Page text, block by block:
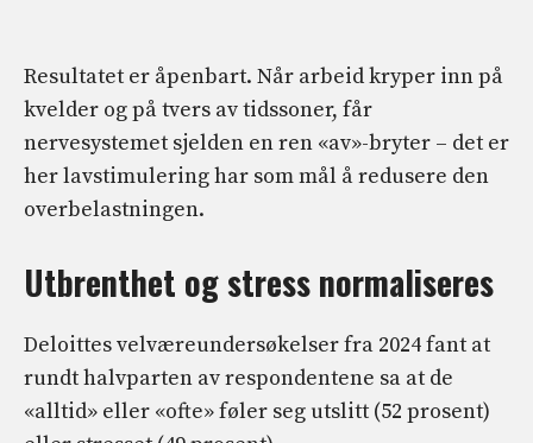
Resultatet er åpenbart. Når arbeid kryper inn på
kvelder og på tvers av tidssoner, får
nervesystemet sjelden en ren «av»-bryter – det er
her lavstimulering har som mål å redusere den
overbelastningen.
Utbrenthet og stress normaliseres
Deloittes velværeundersøkelser fra 2024 fant at
rundt halvparten av respondentene sa at de
«alltid» eller «ofte» føler seg utslitt (52 prosent)